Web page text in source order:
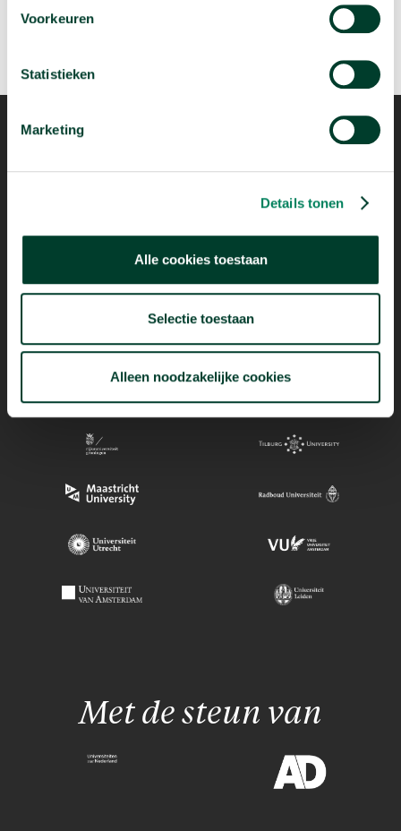
Voorkeuren
Statistieken
Marketing
Details tonen
Alle cookies toestaan
Selectie toestaan
Alleen noodzakelijke cookies
Mogelijk dankzij
Met de steun van